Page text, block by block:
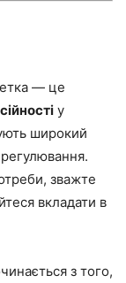
— це
у
широкий
зважте
вкладати в
з того,